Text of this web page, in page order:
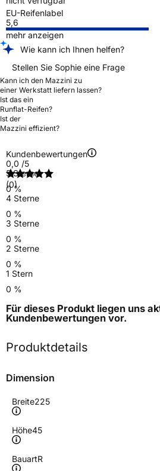
EU-Reifenlabel
5,6
mehr anzeigen
Wie kann ich Ihnen helfen?
Stellen Sie Sophie eine Frage
Kann ich den Mazzini zu
einer Werkstatt liefern lassen?
Ist das ein
Runflat-Reifen?
Ist der
Mazzini effizient?
Kundenbewertungen
0,0 /5
(0)
5 Sterne
0 %
4 Sterne
0 %
3 Sterne
0 %
2 Sterne
0 %
1 Stern
0 %
Für dieses Produkt liegen uns
Kundenbewertungen vor.
Produktdetails
Dimension
Breite225
Höhe45
BauartR